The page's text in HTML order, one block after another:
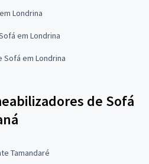
Londrina
em Londrina
Sofá em Londrina
de Sofá
Tamandaré